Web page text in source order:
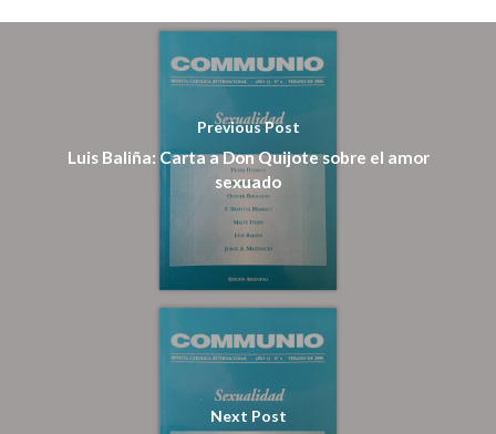
Previous Post
Luis Baliña: Carta a Don Quijote sobre el amor
sexuado
Next Post
Suscripción
Pagar
Argentina